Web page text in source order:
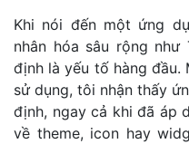
Khi nói đến một ứng
nhân hóa sâu rộng
định là yếu tố hàng đầu.
sử dụng, tôi nhận thấy
định, ngay cả khi đã áp
về theme, icon hay